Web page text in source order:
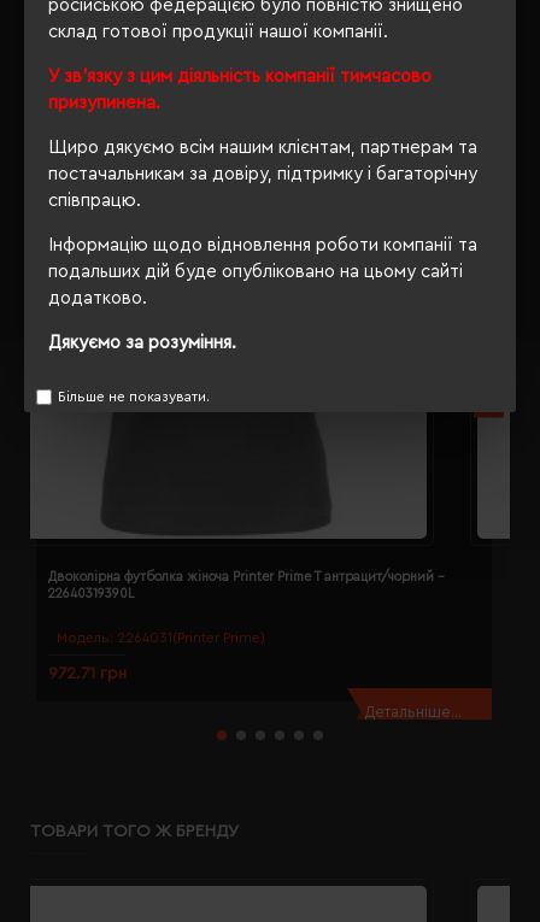
російською федерацією було повністю знищено
склад готової продукції нашої компанії.
У зв'язку з цим діяльність компанії тимчасово
призупинена.
Щиро дякуємо всім нашим клієнтам, партнерам та
постачальникам за довіру, підтримку і багаторічну
співпрацю.
Інформацію щодо відновлення роботи компанії та
подальших дій буде опубліковано на цьому сайті
додатково.
Дякуємо за розуміння.
Більше не показувати.
Модель: 2264031(Printer Prime)
Двоколірна футболка жіноча Printer Prime T антрацит/чорний -
22640319390L
972.71 грн
Детальніше...
ТОВАРИ ТОГО Ж БРЕНДУ